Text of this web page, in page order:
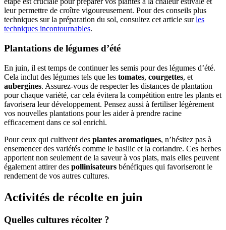
leur permettre de croître vigoureusement. Pour des conseils plus
techniques sur la préparation du sol, consultez cet article surles
techniques incontournables.
Plantations de légumes d’été
En juin, il est temps de continuer les semis pour des légumes d’été.
Cela inclut des légumes tels que les tomates, courgettes, et
aubergines. Assurez-vous de respecter les distances de plantation
pour chaque variété, car cela évitera la compétition entre les plants et
favorisera leur développement. Pensez aussi à fertiliser légèrement
vos nouvelles plantations pour les aider à prendre racine
efficacement dans ce sol enrichi.
Pour ceux qui cultivent des plantes aromatiques, n’hésitez pas à
ensemencer des variétés comme le basilic et la coriandre. Ces herbes
apportent non seulement de la saveur à vos plats, mais elles peuvent
également attirer des pollinisateurs bénéfiques qui favoriseront le
rendement de vos autres cultures.
Activités de récolte en juin
Quelles cultures récolter ?